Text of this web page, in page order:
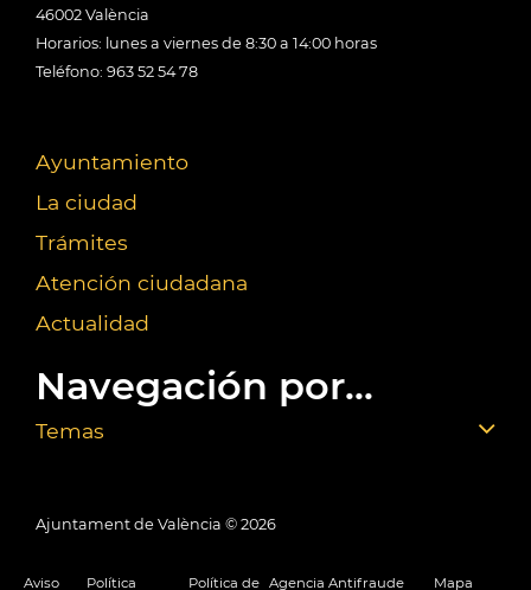
46002 València
Horarios: lunes a viernes de 8:30 a 14:00 horas
Teléfono: 963 52 54 78
Ayuntamiento
La ciudad
Trámites
Atención ciudadana
Actualidad
Navegación por...
Temas
Ajuntament de València © 2026
Aviso Política Política de Agencia Antifraude Mapa